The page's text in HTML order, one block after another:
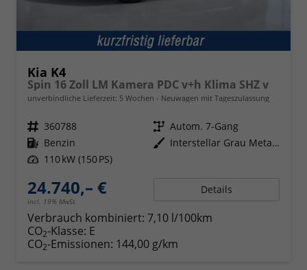
Kia K4
Spin 16 Zoll LM Kamera PDC v+h Klima SHZ v
unverbindliche Lieferzeit: 5 Wochen Neuwagen mit Tageszulassung
Fahrzeugnr. 360788 Getriebe Autom. 7-Gang
Kraftstoff Benzin Außenfarbe
Interstellar Grau Metallic
Leistung 110 kW (150 PS)
24.740,– €
incl. 19% MwSt.
Details
Verbrauch kombiniert: 7,10 l/100km
CO2-Klasse: E
CO2-Emissionen: 144,00 g/km